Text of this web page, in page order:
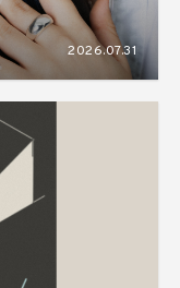
2026.07.31